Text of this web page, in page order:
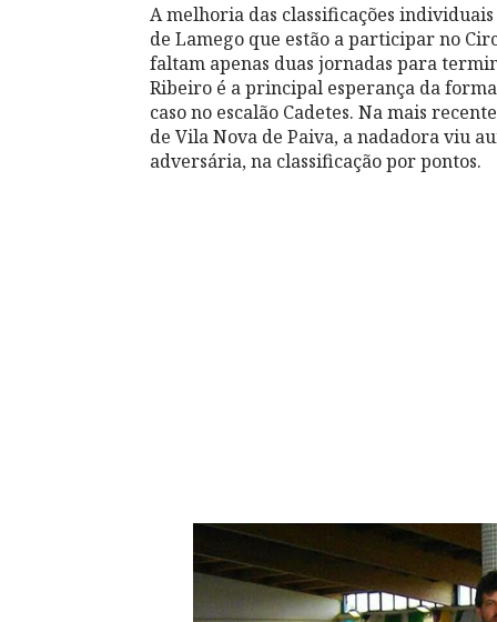
A melhoria das classificações
de Lamego que estão a participar no
faltam apenas duas jornadas para
Ribeiro é a principal esperança da
caso no escalão Cadetes. Na mais
de Vila Nova de Paiva, a nadadora viu
adversária, na classificação por pontos.